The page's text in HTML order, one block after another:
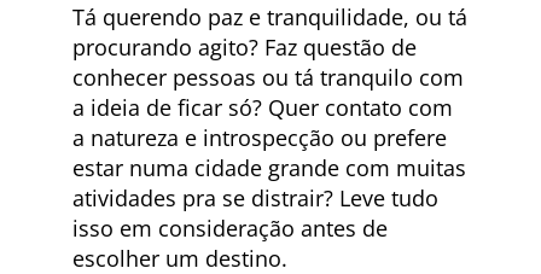
Tá querendo paz e tranquilidade, ou tá
procurando agito? Faz questão de
conhecer pessoas ou tá tranquilo com
a ideia de ficar só? Quer contato com
a natureza e introspecção ou prefere
estar numa cidade grande com muitas
atividades pra se distrair? Leve tudo
isso em consideração antes de
escolher um destino.